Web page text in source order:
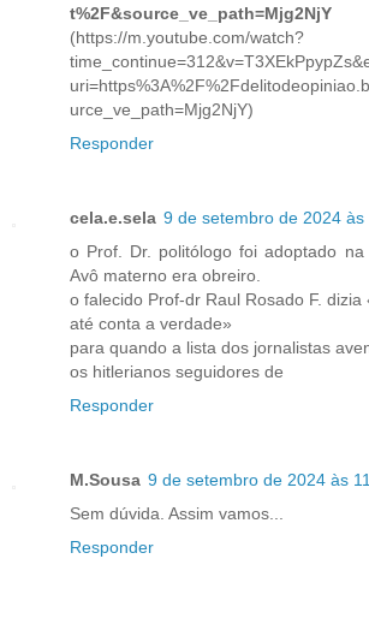
t%2F&source_ve_path=Mjg2NjY
(https://m.youtube.com/watch?
urce_ve_path=Mjg2NjY)
Responder
cela.e.sela 9 de setembro de 2024 às
o Prof. Dr. politólogo foi adoptado
Avô materno era obreiro.
o falecido Prof-dr Raul Rosado F.
até conta a verdade»
para quando a lista dos jornalistas
os hitlerianos seguidores de
Responder
M.Sousa 9 de setembro de 2024 às
Sem dúvida. Assim vamos...
Responder